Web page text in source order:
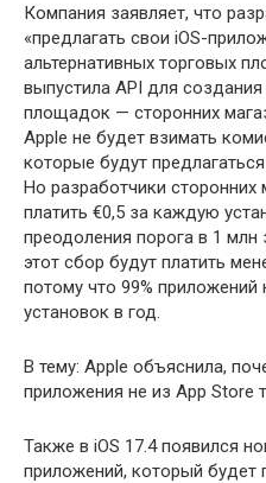
Компания заявляет, что
«предлагать свои iOS-
альтернативных торговых
выпустила API для
площадок — сторонних
Apple не будет взимать
которые будут предлагаться
Но разработчики
платить €0,5 за каждую
преодоления порога в 1
этот сбор будут платить
потому что 99%
установок в год.
В тему: Apple объяснила,
приложения не из App Store
Также в iOS 17.4 появился
приложений, который будет